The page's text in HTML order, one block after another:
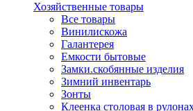
Хозяйственные товары
Все товары
Винилискожа
Галантерея
Емкости бытовые
Замки.скобянные изделия
Зимний инвентарь
Зонты
Клеенка столовая в